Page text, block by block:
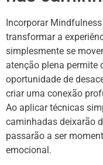
Incorporar
transformar a
simplesmente se
atenção plena permite
oportunidade de
criar uma conexão
Ao aplicar técnicas
caminhadas deixarão
passarão a ser
emocional.